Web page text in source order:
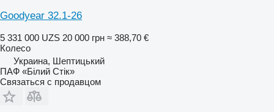
Goodyear 32.1-26
5 331 000 UZS 20 000 грн ≈ 388,70 €
Колесо
Украина, Шептицький
ПАФ «Білий Стік»
Связаться с продавцом